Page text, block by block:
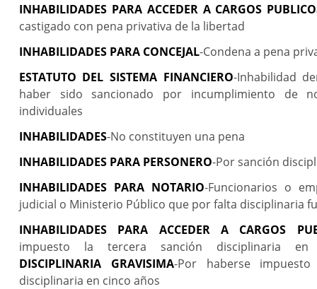
INHABILIDADES PARA ACCEDER A CARGOS
castigado con pena privativa de la libertad
INHABILIDADES PARA CONCEJAL-Condena a pena
ESTATUTO DEL SISTEMA FINANCIERO-Inhabilidad
haber sido sancionado por incumplimiento de
individuales
INHABILIDADES-No constituyen una pena
INHABILIDADES PARA PERSONERO-Por sanción
INHABILIDADES PARA NOTARIO-Funcionarios o
judicial o Ministerio Público que por falta disciplinaria
INHABILIDADES PARA ACCEDER A CARGOS
impuesto la tercera sanción disciplinaria
DISCIPLINARIA GRAVISIMA-Por haberse
disciplinaria en cinco años